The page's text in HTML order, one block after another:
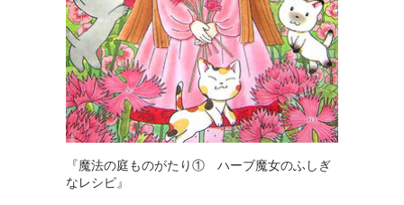
『魔法の庭ものがたり① ハーブ魔女のふしぎ
なレシピ』